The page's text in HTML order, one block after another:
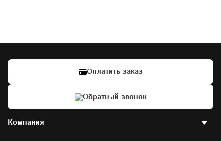
Оплатить заказ
Обратный звонок
Компания